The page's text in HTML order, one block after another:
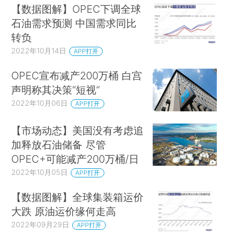
【数据图解】OPEC下调全球
石油需求预测 中国需求同比
转负
2022年10月14日 APP打开
OPEC宣布减产200万桶 白宫
声明称其决策“短视”
2022年10月06日 APP打开
【市场动态】美国没有考虑追
加释放石油储备 尽管
OPEC+可能减产200万桶/日
2022年10月05日 APP打开
【数据图解】全球集装箱运价
大跌 原油运价缘何走高
2022年09月29日 APP打开